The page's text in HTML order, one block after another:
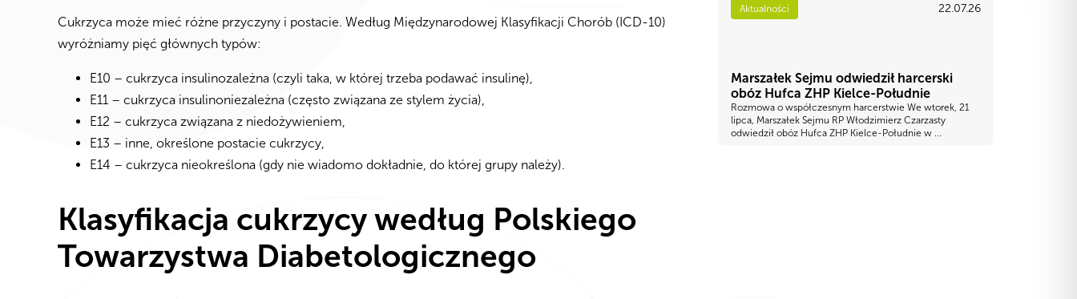
Cukrzyca może mieć różne przyczyny i postacie. Według Międzynarodowej Klasyfikacji Chorób (ICD-10)
wyróżniamy pięć głównych typów:
E10 – cukrzyca insulinozależna (czyli taka, w której trzeba podawać insulinę),
E11 – cukrzyca insulinoniezależna (często związana ze stylem życia),
E12 – cukrzyca związana z niedożywieniem,
E13 – inne, określone postacie cukrzycy,
E14 – cukrzyca nieokreślona (gdy nie wiadomo dokładnie, do której grupy należy).
Klasyfikacja cukrzycy według Polskiego
Towarzystwa Diabetologicznego
Aktualności 22.07.26
Marszałek Sejmu odwiedził harcerski
obóz Hufca ZHP Kielce-Południe
Rozmowa o współczesnym harcerstwie We wtorek, 21
lipca, Marszałek Sejmu RP Włodzimierz Czarzasty
odwiedził obóz Hufca ZHP Kielce-Południe w ...